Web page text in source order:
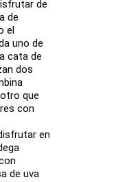
de
de
el
uno de
cata de
dos
que
con
en
de uva